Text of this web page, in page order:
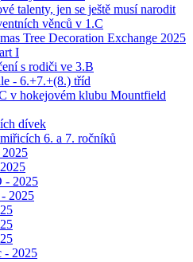
talenty, jen se ještě musí narodit
věnců v 1.C
Tree Decoration Exchange 2025
I
s rodiči ve 3.B
- 6.+7.+(8.) tříd
v hokejovém klubu Mountfield
dívek
6. a 7. ročníků
- 2025
2025
- 2025